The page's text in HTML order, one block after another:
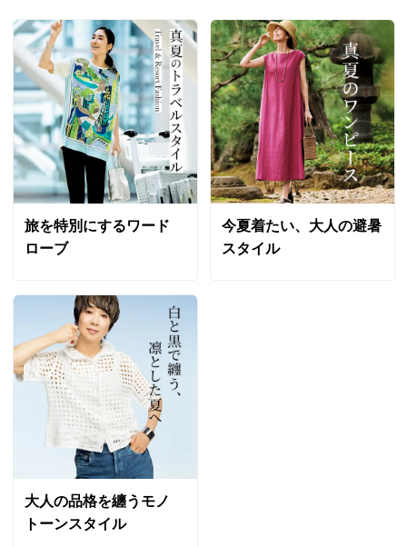
旅を特別にするワード
ローブ
今夏着たい、大人の避暑
スタイル
大人の品格を纏うモノ
トーンスタイル